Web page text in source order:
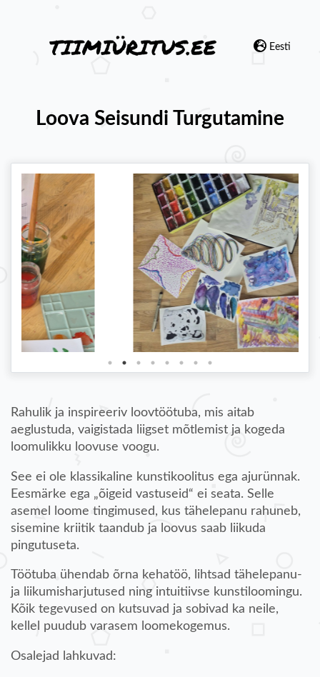
Eesti
Loova Seisundi Turgutamine
Rahulik ja inspireeriv loovtöötuba, mis aitab
aeglustuda, vaigistada liigset mõtlemist ja kogeda
loomulikku loovuse voogu.
See ei ole klassikaline kunstikoolitus ega ajurünnak.
Eesmärke ega „õigeid vastuseid“ ei seata. Selle
asemel loome tingimused, kus tähelepanu rahuneb,
sisemine kriitik taandub ja loovus saab liikuda
pingutuseta.
Töötuba ühendab õrna kehatöö, lihtsad tähelepanu-
ja liikumisharjutused ning intuitiivse kunstiloomingu.
Kõik tegevused on kutsuvad ja sobivad ka neile,
kellel puudub varasem loomekogemus.
Osalejad lahkuvad: